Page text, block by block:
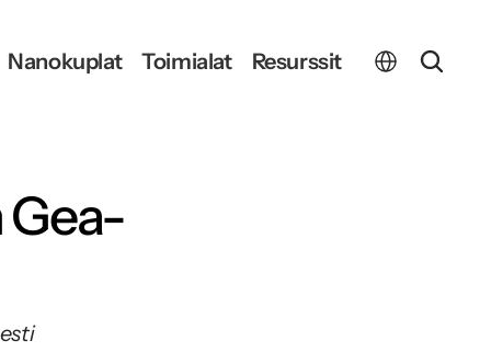
Nanokuplat Toimialat Resurssit
Gea-